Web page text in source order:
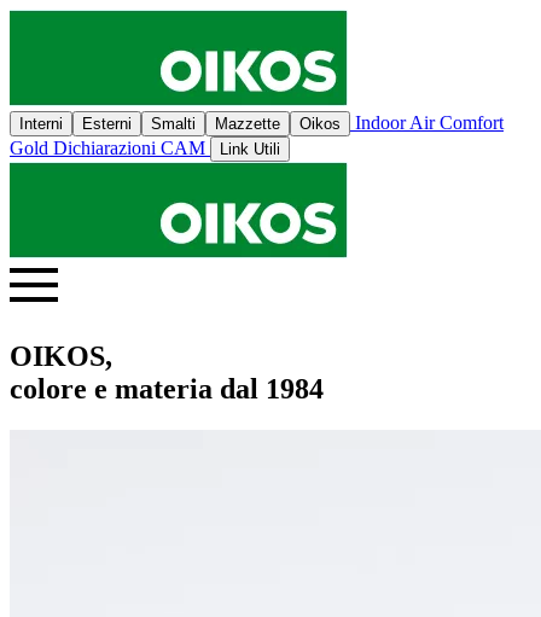
Interni Esterni Smalti Mazzette Oikos
Indoor Air Comfort
Gold Dichiarazioni CAM Link Utili
OIKOS,
colore e materia dal 1984